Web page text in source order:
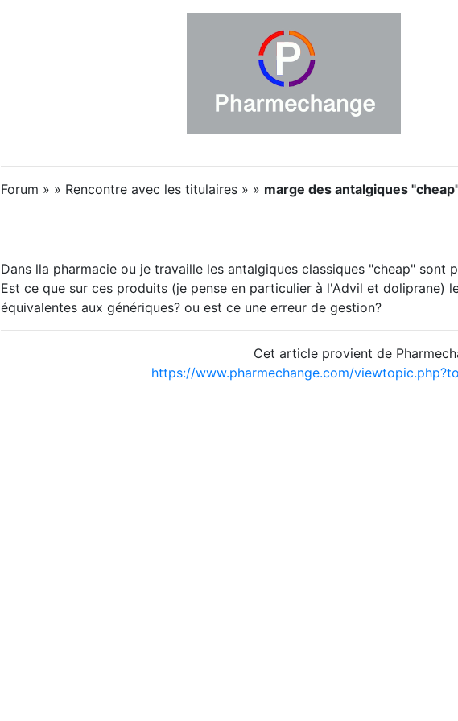
Forum » » Rencontre avec les titulaires » » marge des antalgiques
Dans lla pharmacie ou je travaille les antalgiques classiques "cheap" sont
Est ce que sur ces produits (je pense en particulier à l'Advil et doliprane)
équivalentes aux génériques? ou est ce une erreur de gestion?
Cet article provient de
https://www.pharmechange.com/